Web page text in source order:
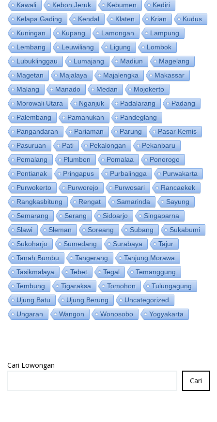
Kawali
Kebon Jeruk Kebumen
Kediri
Kelapa Gading
Kendal Klaten Krian
Kudus
Kuningan
Kupang Lamongan
Lampung
Lembang
Leuwiliang Ligung
Lombok
Lubuklinggau
Lumajang Madiun
Magelang
Magetan
Majalaya Majalengka
Makassar
Malang
Manado Medan
Mojokerto
Morowali Utara
Nganjuk Padalarang
Padang
Palembang
Pamanukan
Pandeglang
Pangandaran
Pariaman Parung
Pasar Kemis
Pasuruan
Pati Pekalongan
Pekanbaru
Pemalang
Plumbon Pomalaa
Ponorogo
Pontianak
Pringapus Purbalingga
Purwakarta
Purwokerto
Purworejo Purwosari
Rancaekek
Rangkasbitung
Rengat Samarinda
Sayung
Semarang
Serang Sidoarjo
Singaparna
Slawi
Sleman Soreang Subang
Sukabumi
Sukoharjo
Sumedang Surabaya
Tajur
Tanah Bumbu
Tangerang
Tanjung Morawa
Tasikmalaya
Tebet Tegal
Temanggung
Tembung
Tigaraksa Tomohon
Tulungagung
Ujung Batu
Ujung Berung
Uncategorized
Ungaran
Wangon Wonosobo Yogyakarta
Cari Lowongan
Cari